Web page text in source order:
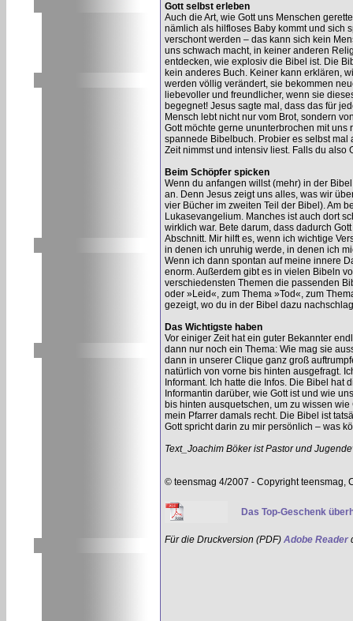
Gott selbst erleben
Auch die Art, wie Gott uns Menschen
nämlich als hilfloses Baby kommt und sich
verschont werden – das kann sich kein
uns schwach macht, in keiner anderen
entdecken, wie explosiv die Bibel ist. Die
kein anderes Buch. Keiner kann erklären,
werden völlig verändert, sie bekommen
liebevoller und freundlicher, wenn sie
begegnet! Jesus sagte mal, dass das für
Mensch lebt nicht nur vom Brot, sondern
Gott möchte gerne ununterbrochen mit
spannede Bibelbuch. Probier es selbst
Zeit nimmst und intensiv liest. Falls du also
Beim Schöpfer spicken
Wenn du anfangen willst (mehr) in der
an. Denn Jesus zeigt uns alles, was wir
vier Bücher im zweiten Teil der Bibel). Am
Lukasevangelium. Manches ist auch dort
wirklich war. Bete darum, dass dadurch
Abschnitt. Mir hilft es, wenn ich wichtige
in denen ich unruhig werde, in denen ich
Wenn ich dann spontan auf meine innere
enorm. Außerdem gibt es in vielen Bibeln
verschiedensten Themen die passenden
oder »Leid«, zum Thema »Tod«, zum
gezeigt, wo du in der Bibel dazu
Das Wichtigste haben
Vor einiger Zeit hat ein guter Bekannter
dann nur noch ein Thema: Wie mag sie
dann in unserer Clique ganz groß
natürlich von vorne bis hinten ausgefragt.
Informant. Ich hatte die Infos. Die Bibel
Informantin darüber, wie Gott ist und wie
bis hinten ausquetschen, um zu wissen
mein Pfarrer damals recht. Die Bibel ist
Gott spricht darin zu mir persönlich – was
Text_Joachim Böker ist Pastor und
© teensmag 4/2007 - Copyright teensmag,
Das Top-Geschenk
Für die Druckversion (PDF) Adobe Reader